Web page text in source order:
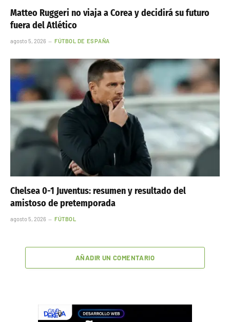
Matteo Ruggeri no viaja a Corea y decidirá su futuro
fuera del Atlético
agosto 5, 2026 FÚTBOL DE ESPAÑA
Chelsea 0-1 Juventus: resumen y resultado del
amistoso de pretemporada
agosto 5, 2026 FÚTBOL
AÑADIR UN COMENTARIO